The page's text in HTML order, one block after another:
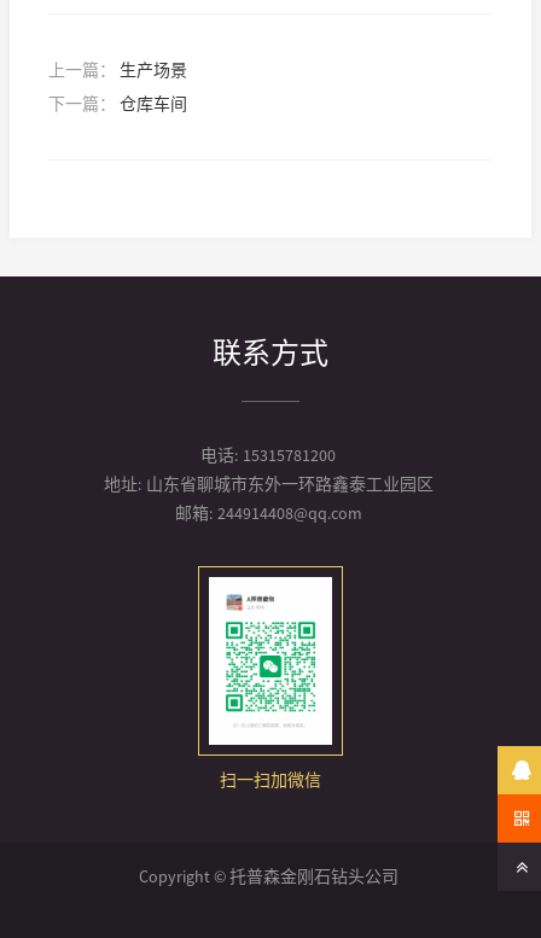
上一篇： 生产场景
下一篇： 仓库车间
联系方式
电话: 15315781200
地址: 山东省聊城市东外一环路鑫泰工业园区
邮箱: 244914408@qq.com
扫一扫加微信
Copyright © 托普森金刚石钻头公司